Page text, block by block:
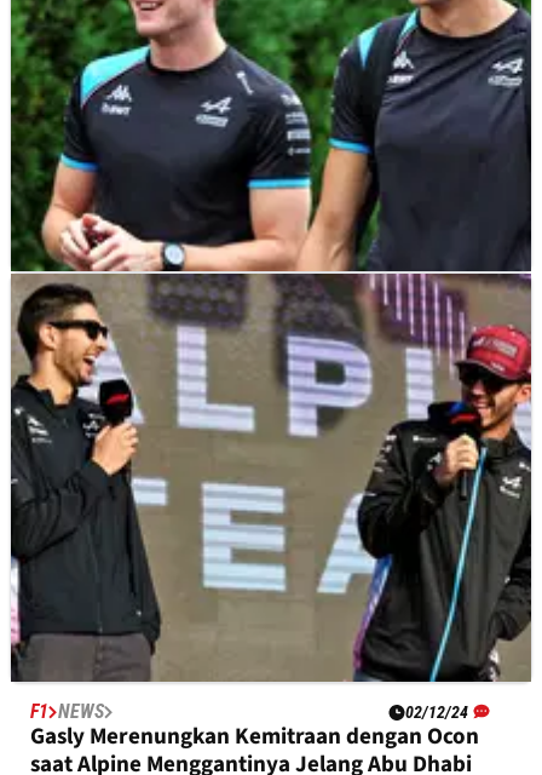
F1 NEWS 03/12/24
Pesan Doohan untuk Ocon setelah Perubahan
Mengejutkan di Alpine
F1 NEWS 02/12/24
Gasly Merenungkan Kemitraan dengan Ocon
saat Alpine Menggantinya Jelang Abu Dhabi